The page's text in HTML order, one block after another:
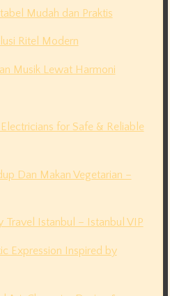
Mudah dan Praktis
Ritel Modern
Musik Lewat Harmoni
for Safe & Reliable
Dan Makan Vegetarian –
Travel Istanbul – Istanbul VIP
Expression Inspired by